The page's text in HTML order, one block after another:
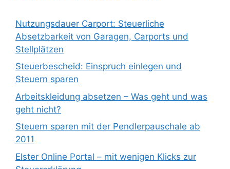
Nutzungsdauer Carport: Steuerliche
Absetzbarkeit von Garagen, Carports und
Stellplätzen
Steuerbescheid: Einspruch einlegen und
Steuern sparen
Arbeitskleidung absetzen – Was geht und was
geht nicht?
Steuern sparen mit der Pendlerpauschale ab
2011
Elster Online Portal – mit wenigen Klicks zur